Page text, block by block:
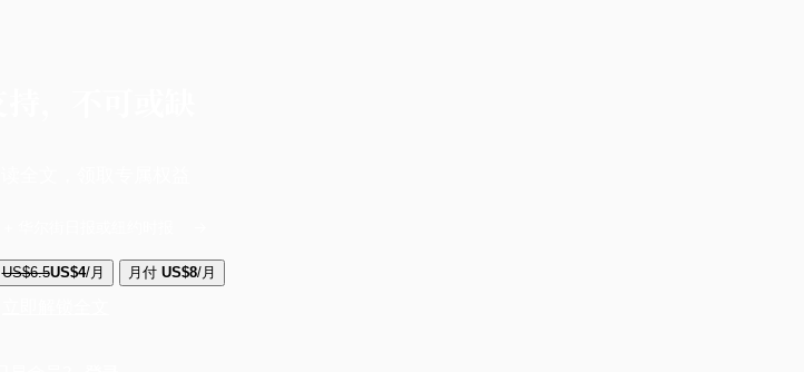
US$6.5US$4/月 月付 US$8/月